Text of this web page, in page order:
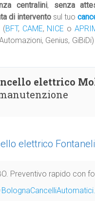
centralini, senza
di intervento sul tuo
(BFT, CAME, NICE o
Genius,
elettrico
elettrico
Preventivo rapido con